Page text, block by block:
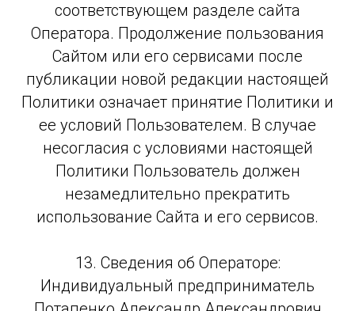
соответствующем разделе сайта
Оператора. Продолжение пользования
Сайтом или его сервисами после
публикации новой редакции настоящей
Политики означает принятие Политики и
ее условий Пользователем. В случае
несогласия с условиями настоящей
Политики Пользователь должен
незамедлительно прекратить
использование Сайта и его сервисов.
13. Сведения об Операторе:
Индивидуальный предприниматель